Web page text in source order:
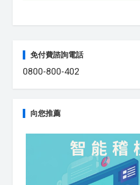
免付費諮詢電話
0800-800-402
向您推薦